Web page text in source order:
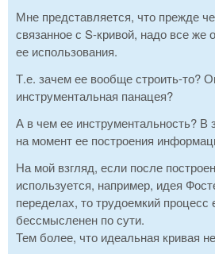
Мне представляется, что прежде
связанное с S-кривой, надо все же
ее использования.
Т.е. зачем ее вообще строить-то?
инструментальная панацея?
А в чем ее инструментальность?
на момент ее построения
На мой взгляд, если после
используется, например, идея
переделах, то трудоемкий процесс
бессмысленен по сути.
Тем более, что идеальная кривая